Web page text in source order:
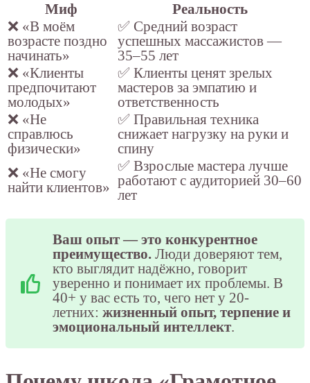
Миф
Реальность
❌ «В моём
возрасте поздно
начинать»
✅ Средний возраст
успешных массажистов —
35–55 лет
❌ «Клиенты
предпочитают
молодых»
✅ Клиенты ценят зрелых
мастеров за эмпатию и
ответственность
❌ «Не
справлюсь
физически»
✅ Правильная техника
снижает нагрузку на руки и
спину
❌ «Не смогу
найти клиентов»
✅ Взрослые мастера лучше
работают с аудиторией 30–60
лет
Ваш опыт — это конкурентное
преимущество. Люди доверяют тем,
кто выглядит надёжно, говорит
уверенно и понимает их проблемы. В
40+ у вас есть то, чего нет у 20-
летних: жизненный опыт, терпение и
эмоциональный интеллект.